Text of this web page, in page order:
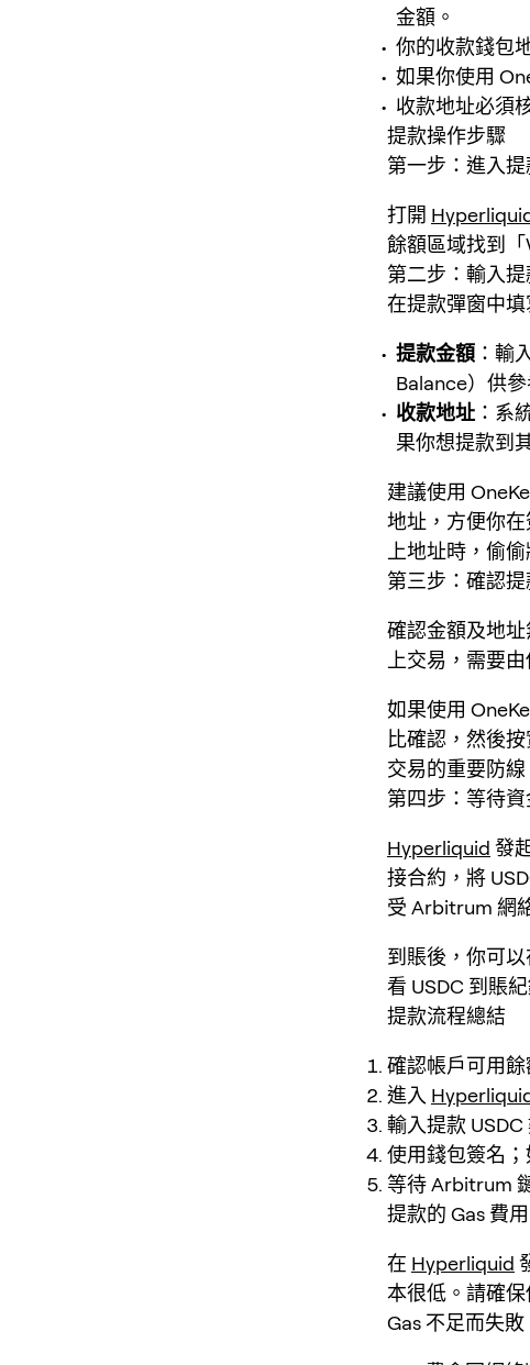
金額。
你的收款錢包
如果你使用
收款地址必須
提款操作步驟
第一步：進入
打開
餘額區域找到
第二步：輸入
在提款彈窗中填
提款金額 ：輸
Balance）供
收款地址 ：系
果你想提款到
建議使用
地址，方便你
上地址時，偷
第三步：確認提
確認金額及地
上交易，需要
如果使用
比確認，然後
交易的重要防線
第四步：等待
Hyperliquid 發
接合約，將
受 Arbitrum 網
到賬後，你可以
看 USDC 到賬紀
提款流程總結
確認帳戶可用
進入
輸入提款
使用錢包簽名
等待 Arbitrum
提款的 Gas 費用
在 Hyperliquid
本很低。請確
Gas 不足而失敗